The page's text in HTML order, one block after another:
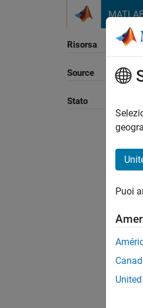
Risorsa
Source
Stato
Puoi